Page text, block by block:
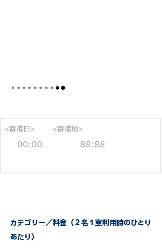
<寄港日>
00:00
<寄港地>
88:88
カテゴリー／料金（２名１室利用時のひとり
あたり）